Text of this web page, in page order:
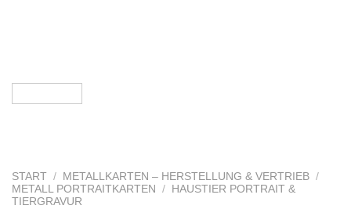
START / METALLKARTEN – HERSTELLUNG & VERTRIEB /
METALL PORTRAITKARTEN
/
HAUSTIER PORTRAIT &
TIERGRAVUR